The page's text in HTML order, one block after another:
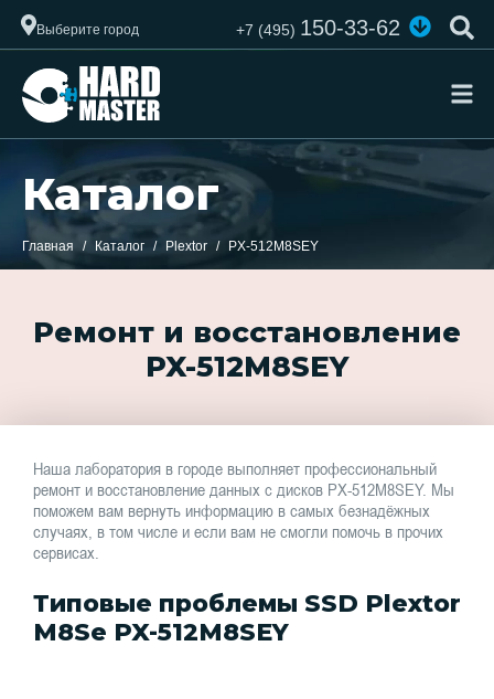
Выберите город +7 (495)150-33-62
Каталог
Главная Каталог Plextor PX-512M8SEY
Ремонт и восстановление
PX-512M8SEY
Наша лаборатория в городе выполняет профессиональный
ремонт и восстановление данных с дисков PX-512M8SEY. Мы
поможем вам вернуть информацию в самых безнадёжных
случаях, в том числе и если вам не смогли помочь в прочих
сервисах.
Типовые проблемы SSD Plextor
M8Se PX-512M8SEY